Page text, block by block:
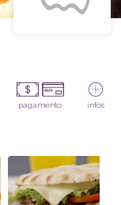
pagamento infos